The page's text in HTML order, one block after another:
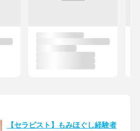
【セラピスト】もみほぐし経験者